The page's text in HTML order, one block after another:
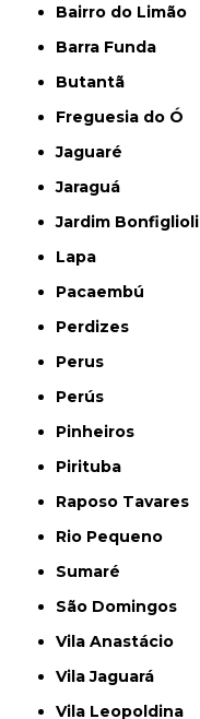
Bairro do Limão
Barra Funda
Butantã
Freguesia do Ó
Jaguaré
Jaraguá
Jardim Bonfiglioli
Lapa
Pacaembú
Perdizes
Perus
Perús
Pinheiros
Pirituba
Raposo Tavares
Rio Pequeno
Sumaré
São Domingos
Vila Anastácio
Vila Jaguará
Vila Leopoldina